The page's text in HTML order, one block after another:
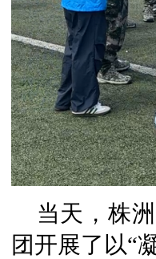
当天，株
团开展了以“